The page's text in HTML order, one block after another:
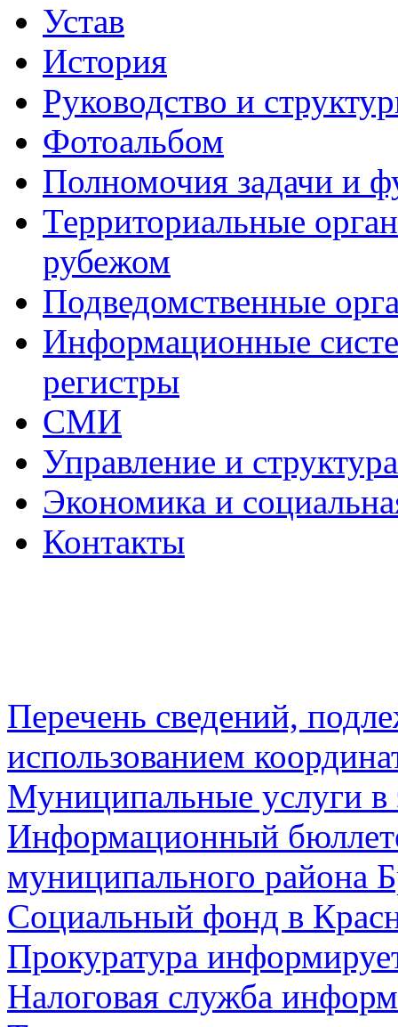
Устав
История
Руководство и
Фотоальбом
Полномочия задачи и
Территориальные
рубежом
Подведомственные
Информационные
регистры
СМИ
Управление и
Экономика и
Контакты
Перечень сведений,
использованием
Муниципальные услуги в
Информационный
муниципального района
Социальный фонд в
Прокуратура
Налоговая служба